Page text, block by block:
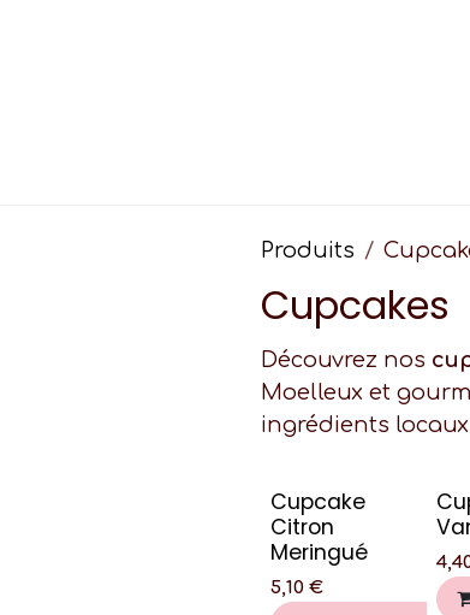
Produits
Cupcakes
Découvrez nos
Moelleux et
ingrédients
Cupcake
Citron
Meringué
5,10 €